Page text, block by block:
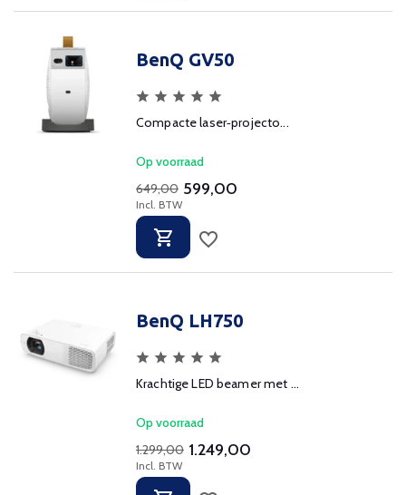
BenQ GV50
Compacte laser‑projecto...
Op voorraad
649,00 599,00
Incl. BTW
BenQ LH750
Krachtige LED beamer met ...
Op voorraad
1.299,00 1.249,00
Incl. BTW